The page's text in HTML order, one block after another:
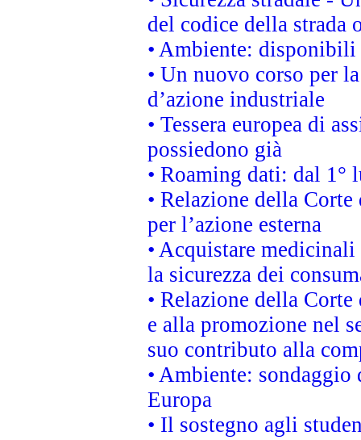
del codice della strada
• Ambiente:
• Un nuovo corso per
d’azione industriale
• Tessera europea di
possiedono già
• Roaming dati: dal
• Relazione della
per l’azione esterna
• Acquistare
la sicurezza dei
• Relazione della
e alla promozione nel
suo contributo alla
• Ambiente:
Europa
• Il sostegno agli